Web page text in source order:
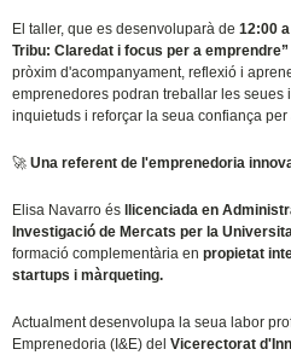
El taller, que es desenvoluparà de12:00
Tribu: Claredat i focus per a
pròxim d'acompanyament, reflexió i
emprenedores podran treballar les seues
inquietuds i reforçar la seua confiança
🚀 Una referent de l'emprenedoria
Elisa Navarro és llicenciada en
Investigació de Mercats per la
formació complementària enpropietat
startups i màrqueting.
Actualment desenvolupa la seua labor
Emprenedoria (I&E) del Vicerectorat